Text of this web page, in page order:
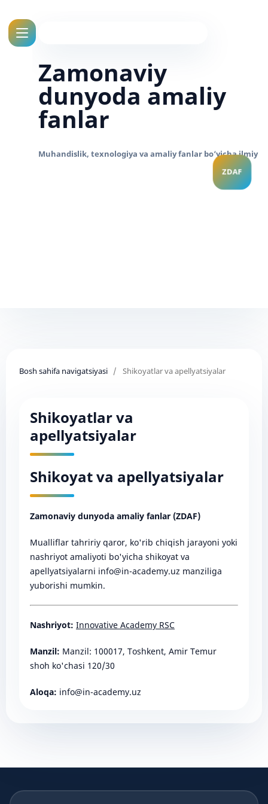
Zamonaviy
dunyoda amaliy
fanlar
Bosh sahifa navigatsiyasi / Shikoyatlar va apellyatsiyalar
Shikoyatlar va
apellyatsiyalar
Shikoyat va apellyatsiyalar
Zamonaviy dunyoda amaliy fanlar (ZDAF)
Mualliflar tahririy qaror, ko'rib chiqish jarayoni yoki
nashriyot amaliyoti bo'yicha shikoyat va
apellyatsiyalarni info@in-academy.uz manziliga
yuborishi mumkin.
Nashriyot: Innovative Academy RSC
Manzil: Manzil: 100017, Toshkent, Amir Temur
shoh ko'chasi 120/30
Aloqa: info@in-academy.uz